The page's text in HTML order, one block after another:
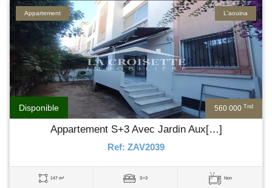
560 000 Tnd
Disponible
L'aouina
Appartement
Appartement S+3 Avec Jardin Aux[…]
Ref: ZAV2039
147 m² S+3 Non